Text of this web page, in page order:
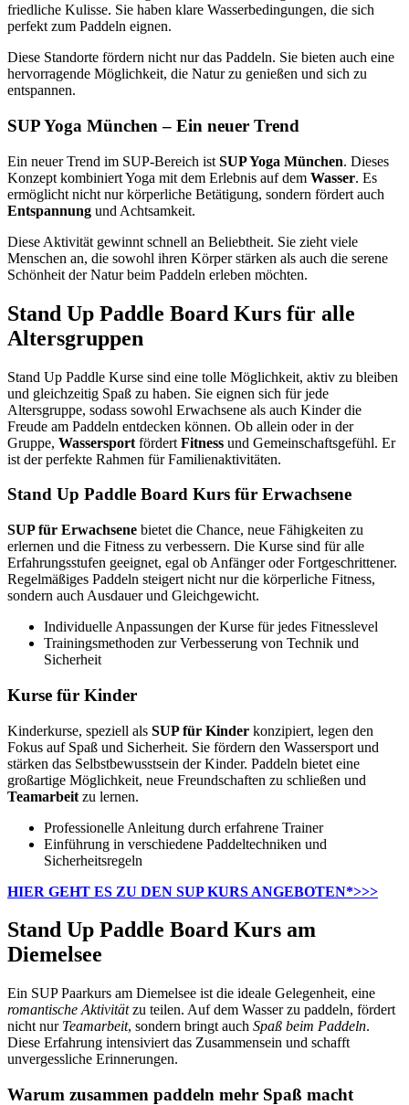
friedliche Kulisse. Sie haben klare Wasserbedingungen, die sich
perfekt zum Paddeln eignen.
Diese Standorte fördern nicht nur das Paddeln. Sie bieten auch eine
hervorragende Möglichkeit, die Natur zu genießen und sich zu
entspannen.
SUP Yoga München – Ein neuer Trend
Ein neuer Trend im SUP-Bereich ist SUP Yoga München. Dieses
Konzept kombiniert Yoga mit dem Erlebnis auf dem Wasser. Es
ermöglicht nicht nur körperliche Betätigung, sondern fördert auch
Entspannung und Achtsamkeit.
Diese Aktivität gewinnt schnell an Beliebtheit. Sie zieht viele
Menschen an, die sowohl ihren Körper stärken als auch die serene
Schönheit der Natur beim Paddeln erleben möchten.
Stand Up Paddle Board Kurs für alle
Altersgruppen
Stand Up Paddle Kurse sind eine tolle Möglichkeit, aktiv zu bleiben
und gleichzeitig Spaß zu haben. Sie eignen sich für jede
Altersgruppe, sodass sowohl Erwachsene als auch Kinder die
Freude am Paddeln entdecken können. Ob allein oder in der
Gruppe, Wassersport fördert Fitness und Gemeinschaftsgefühl. Er
ist der perfekte Rahmen für Familienaktivitäten.
Stand Up Paddle Board Kurs für Erwachsene
SUP für Erwachsene bietet die Chance, neue Fähigkeiten zu
erlernen und die Fitness zu verbessern. Die Kurse sind für alle
Erfahrungsstufen geeignet, egal ob Anfänger oder Fortgeschrittener.
Regelmäßiges Paddeln steigert nicht nur die körperliche Fitness,
sondern auch Ausdauer und Gleichgewicht.
Individuelle Anpassungen der Kurse für jedes Fitnesslevel
Trainingsmethoden zur Verbesserung von Technik und
Sicherheit
Kurse für Kinder
Kinderkurse, speziell als SUP für Kinder konzipiert, legen den
Fokus auf Spaß und Sicherheit. Sie fördern den Wassersport und
stärken das Selbstbewusstsein der Kinder. Paddeln bietet eine
großartige Möglichkeit, neue Freundschaften zu schließen und
Teamarbeit zu lernen.
Professionelle Anleitung durch erfahrene Trainer
Einführung in verschiedene Paddeltechniken und
Sicherheitsregeln
HIER GEHT ES ZU DEN SUP KURS ANGEBOTEN*>>>
Stand Up Paddle Board Kurs am
Diemelsee
Ein SUP Paarkurs am Diemelsee ist die ideale Gelegenheit, eine
romantische Aktivitätzu teilen. Auf dem Wasser zu paddeln, fördert
nicht nur Teamarbeit, sondern bringt auch Spaß beim Paddeln.
Diese Erfahrung intensiviert das Zusammensein und schafft
unvergessliche Erinnerungen.
Warum zusammen paddeln mehr Spaß macht